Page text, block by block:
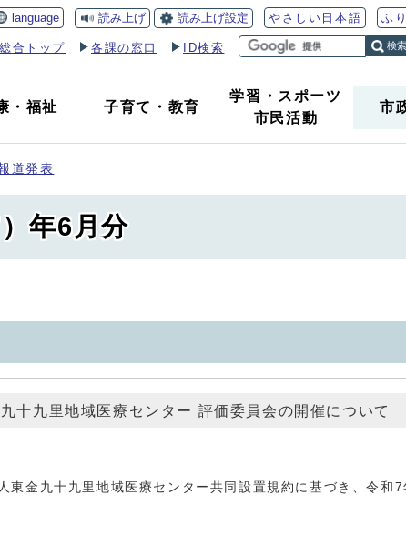
language 読み上げ 読み上げ設定 やさしい日本語 ふ
総合トップ 各課の窓口 ID検索 検索
・福祉 子育て ・ 教育
学習・スポーツ
市民活動
市
道発表
年6月分
十九里地域医療センター 評価委員会の開催について
東金九十九里地域医療センター共同設置規約に基づき、令和